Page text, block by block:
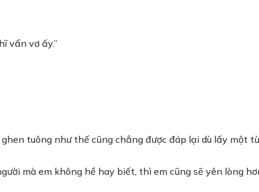
vẩn vơ ấy.”
tuông như thế cũng chẳng được đáp lại dù lấy một
mà em không hề hay biết, thì em cũng sẽ yên lòng